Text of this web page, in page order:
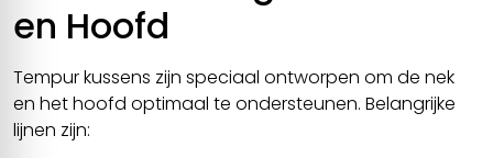
partners kunnen deze gegevens combineren met andere
informatie die u aan ze heeft verstrekt of die ze hebben
en Hoofd
Tempur kussens zijn speciaal ontworpen om de nek
en het hoofd optimaal te ondersteunen. Belangrijke
lijnen zijn: